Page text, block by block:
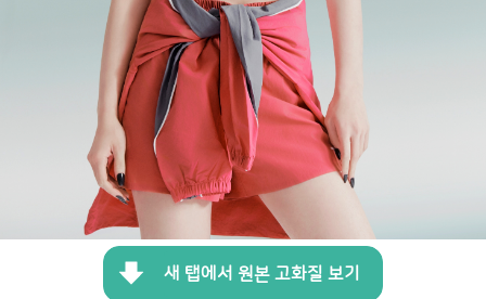
새 탭에서 원본 고화질 보기